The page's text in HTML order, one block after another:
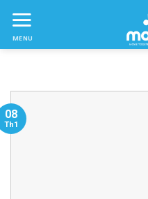
ctent
MENU
08
Th1